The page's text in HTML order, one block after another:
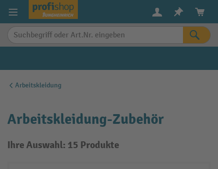
springen
Arbeitskleidung
Arbeitskleidung-Zubehör
Ihre Auswahl: 15 Produkte